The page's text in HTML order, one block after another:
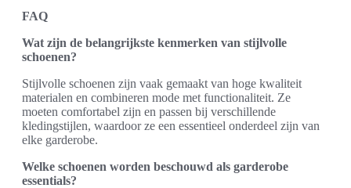
FAQ
Wat zijn de belangrijkste kenmerken van stijlvolle
schoenen?
Stijlvolle schoenen zijn vaak gemaakt van hoge kwaliteit
materialen en combineren mode met functionaliteit. Ze
moeten comfortabel zijn en passen bij verschillende
kledingstijlen, waardoor ze een essentieel onderdeel zijn van
elke garderobe.
Welke schoenen worden beschouwd als garderobe
essentials?